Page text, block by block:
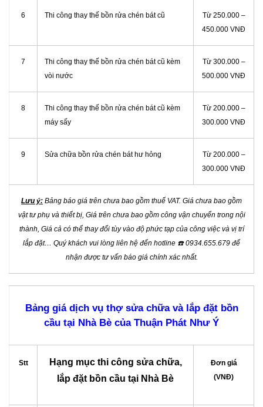
6 Thi công thay thế bồn rửa chén bát cũ
Từ 250.000 –
450.000 VNĐ
7
Thi công thay thế bồn rửa chén bát cũ kèm
vòi nước
Từ 300.000 –
500.000 VNĐ
8
Thi công thay thế bồn rửa chén bát cũ kèm
máy sấy
Từ 200.000 –
300.000 VNĐ
9 Sửa chữa bồn rửa chén bát hư hỏng
Từ 200.000 –
300.000 VNĐ
Lưu ý: Bảng báo giá trên chưa bao gồm thuế VAT. Giá chưa bao gồm
vật tư phụ và thiết bị, Giá trên chưa bao gồm công vận chuyển trong nội
thành, Giá cả có thể thay đổi tùy vào độ phức tạp của công việc và vị trí
lắp đặt… Quý khách vui lòng liên hệ đến hotline ☎️0934.655.679 để
nhận được tư vấn báo giá chính xác nhất.
Bảng giá dịch vụ thợ sửa chữa và lắp đặt bồn
cầu tại Nhà Bè của Thuận Phát Như Ý
Stt
Hạng mục thi công sửa chữa,
lắp đặt bồn cầu tại Nhà Bè
Đơn giá
(VNĐ)